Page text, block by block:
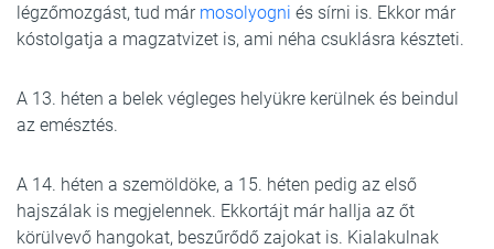
légzőmozgást, tud már mosolyogni és sírni is. Ekkor már
kóstolgatja a magzatvizet is, ami néha csuklásra készteti.
A 13. héten a belek végleges helyükre kerülnek és beindul
az emésztés.
A 14. héten a szemöldöke, a 15. héten pedig az első
hajszálak is megjelennek. Ekkortájt már hallja az őt
körülvevő hangokat, beszűrődő zajokat is. Kialakulnak